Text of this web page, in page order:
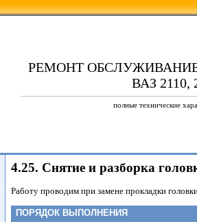
РЕМОНТ
ВАЗ 2110,
полные технические
4.25. Снятие и разборка
Работу проводим при замене прокладки
ПОРЯДОК ВЫПОЛНЕНИЯ